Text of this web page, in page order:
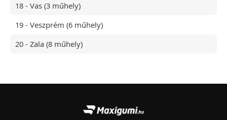
18 - Vas (3 műhely)
19 - Veszprém (6 műhely)
20 - Zala (8 műhely)